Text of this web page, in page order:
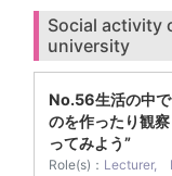
Social activity
university
No.56生活の中
のを作ったり観
ってみよう”
Role(s)： Lecturer,